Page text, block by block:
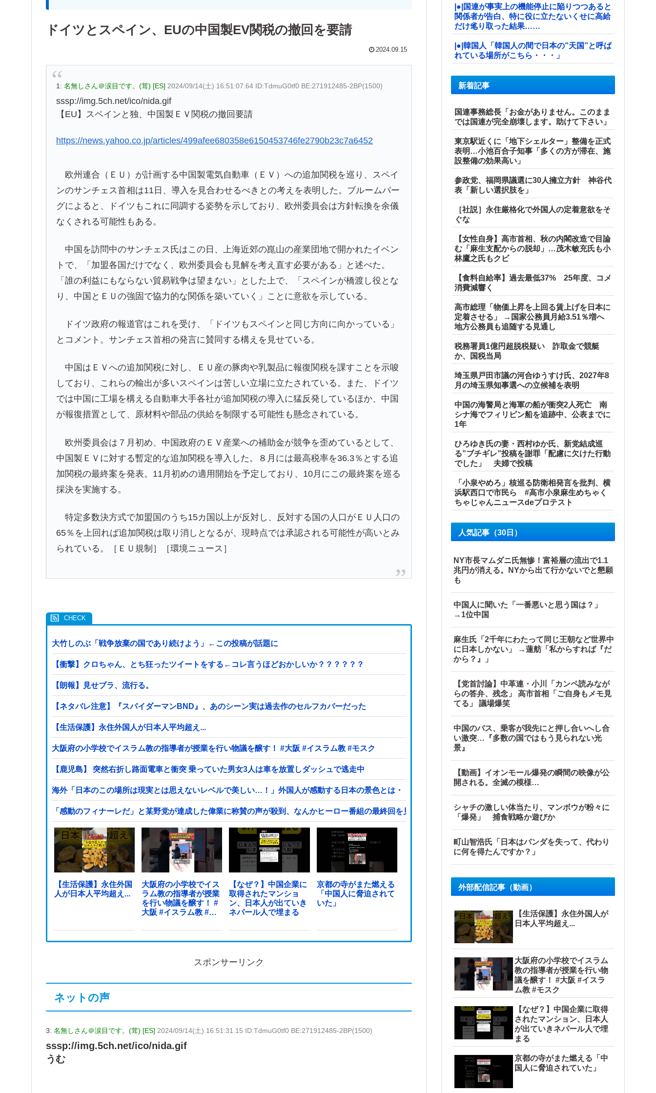
ドイツとスペイン、EUの中国製EV関税の撤回を要請
2024.09.15
1: 名無しさん＠涙目です。(茸) [ES] 2024/09/14(土) 16:51:07.64 ID:TdmuG0tf0 BE:271912485-2BP(1500)
sssp://img.5ch.net/ico/nida.gif
【EU】スペインと独、中国製ＥＶ関税の撤回要請
https://news.yahoo.co.jp/articles/499afee680358e6150453746fe2790b23c7a6452
欧州連合（ＥＵ）が計画する中国製電気自動車（ＥＶ）への追加関税を巡り、スペイ
ンのサンチェス首相は11日、導入を見合わせるべきとの考えを表明した。ブルームバー
グによると、ドイツもこれに同調する姿勢を示しており、欧州委員会は方針転換を余儀
なくされる可能性もある。
中国を訪問中のサンチェス氏はこの日、上海近郊の崑山の産業団地で開かれたイベン
トで、「加盟各国だけでなく、欧州委員会も見解を考え直す必要がある」と述べた。
「誰の利益にもならない貿易戦争は望まない」とした上で、「スペインが橋渡し役とな
り、中国とＥＵの強固で協力的な関係を築いていく」ことに意欲を示している。
ドイツ政府の報道官はこれを受け、「ドイツもスペインと同じ方向に向かっている」
とコメント。サンチェス首相の発言に賛同する構えを見せている。
中国はＥＶへの追加関税に対し、ＥＵ産の豚肉や乳製品に報復関税を課すことを示唆
しており、これらの輸出が多いスペインは苦しい立場に立たされている。また、ドイツ
では中国に工場を構える自動車大手各社が追加関税の導入に猛反発しているほか、中国
が報復措置として、原材料や部品の供給を制限する可能性も懸念されている。
欧州委員会は７月初め、中国政府のＥＶ産業への補助金が競争を歪めているとして、
中国製ＥＶに対する暫定的な追加関税を導入した。８月には最高税率を36.3％とする追
加関税の最終案を発表。11月初めの適用開始を予定しており、10月にこの最終案を巡る
採決を実施する。
特定多数決方式で加盟国のうち15カ国以上が反対し、反対する国の人口がＥＵ人口の
65％を上回れば追加関税は取り消しとなるが、現時点では承認される可能性が高いとみ
られている。［ＥＵ規制］［環境ニュース］
大竹しのぶ「戦争放棄の国であり続けよう」←この投稿が話題に
【衝撃】クロちゃん、とち狂ったツイートをする←コレ言うほどおかしいか？？？？？？
【朗報】見せブラ、流行る。
【ネタバレ注意】『スパイダーマンBND』、あのシーン実は過去作のセルフカバーだった
【生活保護】永住外国人が日本人平均超え...
大阪府の小学校でイスラム教の指導者が授業を行い物議を醸す！ #大阪 #イスラム教 #モスク
【鹿児島】 突然右折し路面電車と衝突 乗っていた男女3人は車を放置しダッシュで逃走中
海外「日本のこの場所は現実とは思えないレベルで美しい…！」外国人が感動する日本の景色とは・・・？【海外の反応】
「感動のフィナーレだ」と某野党が達成した偉業に称賛の声が殺到、なんかヒーロー番組の最終回を見ているような気分に……他
【生活保護】永住外国
人が日本人平均超え...
大阪府の小学校でイス
ラム教の指導者が授業
を行い物議を醸す！ #
大阪 #イスラム教 #モ
【なぜ？】中国企業に
取得されたマンショ
ン、日本人が出ていき
ネパール人で埋まる
京都の寺がまた燃える
「中国人に脅迫されて
いた」
スポンサーリンク
ネットの声
3: 名無しさん＠涙目です。(茸) [ES] 2024/09/14(土) 16:51:31.15 ID:TdmuG0tf0 BE:271912485-2BP(1500)
sssp://img.5ch.net/ico/nida.gif
うむ
|●|国連が事実上の機能停止に陥りつつあると
関係者が告白、特に役に立たないくせに高給
だけ毟り取った結果……
|●|韓国人「韓国人の間で日本の”天国”と呼ば
れている場所がこちら・・・」
新着記事
国連事務総長「お金がありません。このまま
では国連が完全崩壊します。助けて下さい」
東京駅近くに「地下シェルター」整備を正式
表明…小池百合子知事「多くの方が滞在、施
設整備の効果高い」
参政党、福岡県議選に30人擁立方針 神谷代
表「新しい選択肢を」
［社説］永住厳格化で外国人の定着意欲をそ
ぐな
【女性自身】高市首相、秋の内閣改造で目論
む「麻生支配からの脱却」…茂木敏充氏も小
林鷹之氏もクビ
【食料自給率】過去最低37% 25年度、コメ
消費減響く
高市総理「物価上昇を上回る賃上げを日本に
定着させる」 →国家公務員月給3.51％増へ
地方公務員も追随する見通し
税務署員1億円超脱税疑い 詐取金で競艇
か、国税当局
埼玉県戸田市議の河合ゆうすけ氏、2027年8
月の埼玉県知事選への立候補を表明
中国の海警局と海軍の船が衝突2人死亡 南
シナ海でフィリピン船を追跡中、公表までに
1年
ひろゆき氏の妻・西村ゆか氏、新党結成巡
る”ブチギレ”投稿を謝罪「配慮に欠けた行動
でした」 夫婦で投稿
「小泉やめろ」核巡る防衛相発言を批判、横
浜駅西口で市民ら #高市小泉麻生めちゃく
ちゃじゃんニュースdeプロテスト
人気記事（30日）
NY市長マムダニ氏無惨！富裕層の流出で1.1
兆円が消える。NYから出て行かないでと懇願
も
中国人に聞いた「一番悪いと思う国は？」
→1位中国
麻生氏「2千年にわたって同じ王朝など世界中
に日本しかない」 →蓮舫「私からすれば『だ
から？』」
【党首討論】中革連・小川「カンペ読みなが
らの答弁、残念」 高市首相「ご自身もメモ見
てる」 議場爆笑
中国のバス、乗客が我先にと押し合いへし合
い激突…『多数の国ではもう見られない光
景』
【動画】イオンモール爆発の瞬間の映像が公
開される。全滅の模様…
シャチの激しい体当たり、マンボウが粉々に
「爆発」 捕食戦略か遊びか
町山智浩氏「日本はパンダを失って、代わり
に何を得たんですか？」
外部配信記事（動画）
【生活保護】永住外国人が
日本人平均超え...
大阪府の小学校でイスラム
教の指導者が授業を行い物
議を醸す！ #大阪 #イスラ
ム教 #モスク
【なぜ？】中国企業に取得
されたマンション、日本人
が出ていきネパール人で埋
まる
京都の寺がまた燃える「中
国人に脅迫されていた」